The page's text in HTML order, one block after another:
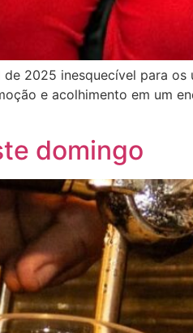
2025 inesquecível para os
e acolhimento em um
domingo